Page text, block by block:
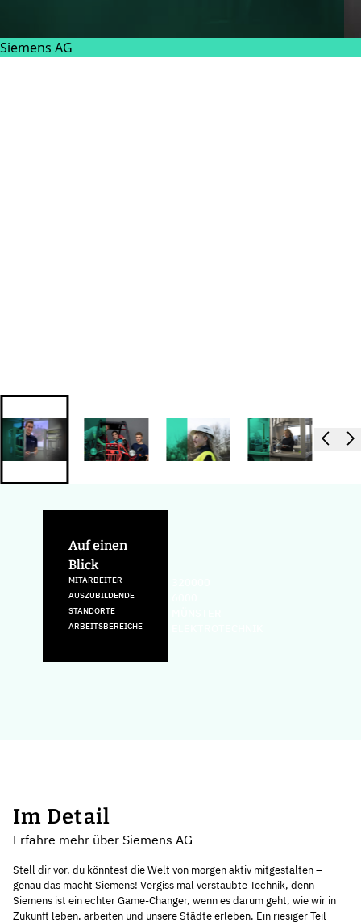
Siemens AG
Auf einen
Blick
MITARBEITER
AUSZUBILDENDE
STANDORTE
ARBEITSBEREICHE
Im Detail
Erfahre mehr über Siemens AG
Stell dir vor, du könntest die Welt von morgen aktiv mitgestalten –
genau das macht Siemens! Vergiss mal verstaubte Technik, denn
Siemens ist ein echter Game-Changer, wenn es darum geht, wie wir in
Zukunft leben, arbeiten und unsere Städte erleben. Ein riesiger Teil